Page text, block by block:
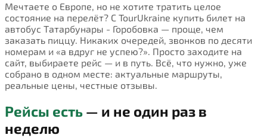
Мечтаете о Европе, но не хотите тратить целое
состояние на перелёт? С TourUkraine купить билет на
автобус Татарбунары - Горобовка — проще, чем
заказать пиццу. Никаких очередей, звонков по десяти
номерам и «а вдруг не успею?». Просто заходите на
сайт, выбираете рейс — и в путь. Всё, что нужно, уже
собрано в одном месте: актуальные маршруты,
реальные цены, честные отзывы.
Рейсы есть — и не один раз в
неделю